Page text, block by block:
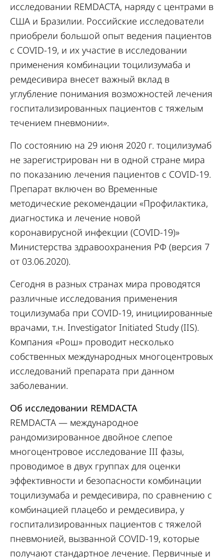
исследовании REMDACTA, наряду с центрами в
США и Бразилии. Российские исследователи
приобрели большой опыт ведения пациентов
с COVID-19, и их участие в исследовании
применения комбинации тоцилизумаба и
ремдесивира внесет важный вклад в
углубление понимания возможностей лечения
госпитализированных пациентов с тяжелым
течением пневмонии».
По состоянию на 29 июня 2020 г. тоцилизумаб
не зарегистрирован ни в одной стране мира
по показанию лечения пациентов с COVID-19.
Препарат включен во Временные
методические рекомендации «Профилактика,
диагностика и лечение новой
коронавирусной инфекции (COVID-19)»
Министерства здравоохранения РФ (версия 7
от 03.06.2020).
Сегодня в разных странах мира проводятся
различные исследования применения
тоцилизумаба при COVID-19, инициированные
врачами, т.н. Investigator Initiated Study (IIS).
Компания «Рош» проводит несколько
собственных международных многоцентровых
исследований препарата при данном
заболевании.
Об исследовании REMDACTA
REMDACTA — международное
рандомизированное двойное слепое
многоцентровое исследование III фазы,
проводимое в двух группах для оценки
эффективности и безопасности комбинации
тоцилизумаба и ремдесивира, по сравнению с
комбинацией плацебо и ремдесивира, у
госпитализированных пациентов с тяжелой
пневмонией, вызванной COVID-19, которые
получают стандартное лечение. Первичные и